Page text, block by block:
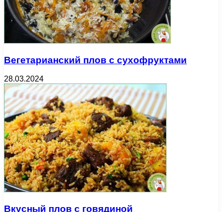
Вегетарианский плов с сухофруктами
28.03.2024
Вкусный плов с говядиной